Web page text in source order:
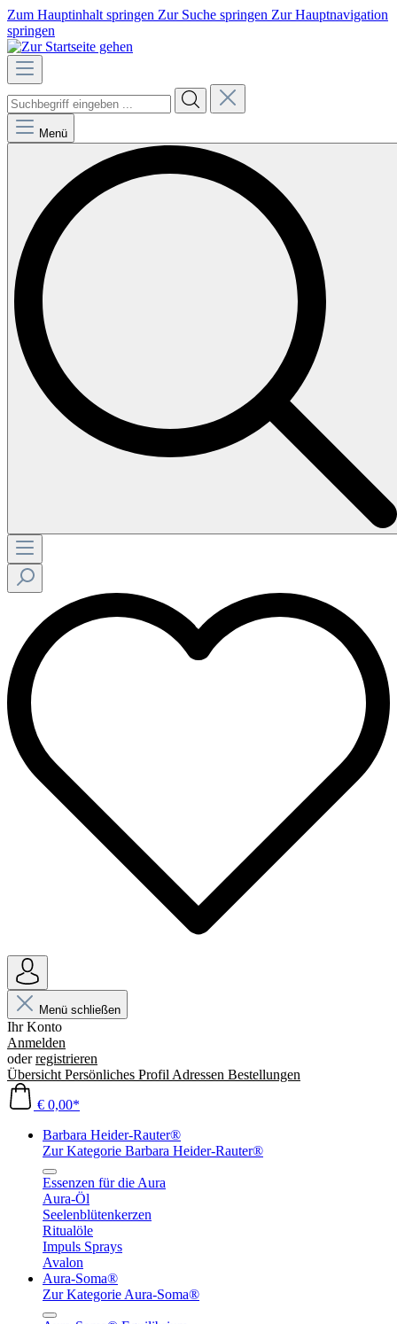
Zum Hauptinhalt springen Zur Suche springen Zur Hauptnavigation
springen
Menü
Menü schließen
Ihr Konto
Anmelden
oderregistrieren
Übersicht Persönliches Profil Adressen Bestellungen
€ 0,00*
Barbara Heider-Rauter®
Zur Kategorie Barbara Heider-Rauter®
Essenzen für die Aura
Aura-Öl
Seelenblütenkerzen
Ritualöle
Impuls Sprays
Avalon
Aura-Soma®
Zur Kategorie Aura-Soma®